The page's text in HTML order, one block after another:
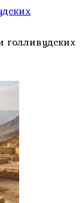
голливудских